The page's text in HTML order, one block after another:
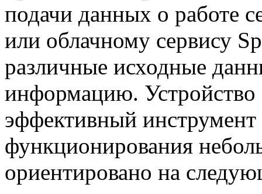
подачи данных о работе
или облачному сервису
различные исходные
информацию.
эффективный
функционирования
ориентировано на